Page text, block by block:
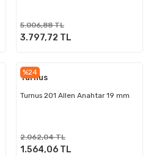
5.006,88 TL
3.797,72 TL
%24
Turnus
Turnus 201 Allen Anahtar 19 mm
2.062,04 TL
1.564,06 TL